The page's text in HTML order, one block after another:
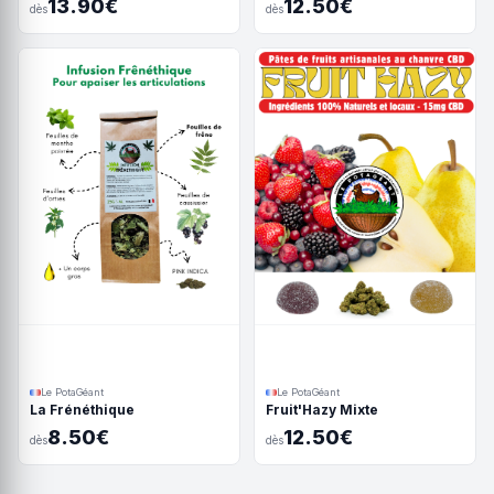
dès13.90€ dès12.50€
Le PotaGéant
La Frénéthique
dès8.50€
Le PotaGéant
Fruit'Hazy Mixte
dès12.50€